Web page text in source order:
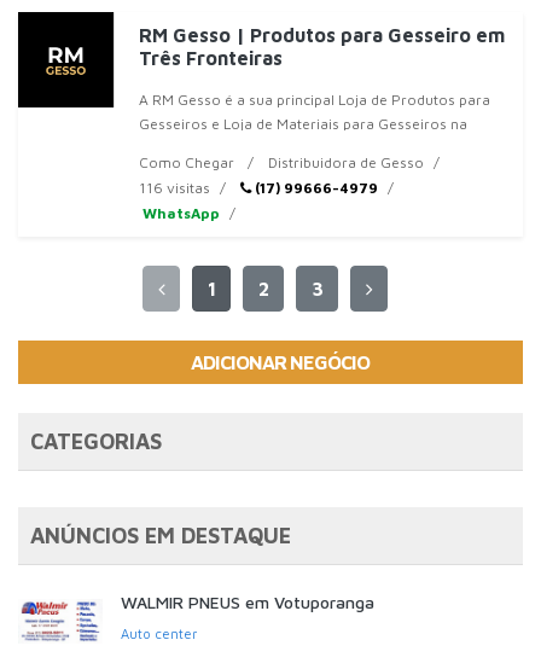
RM Gesso | Produtos para Gesseiro em
Três Fronteiras
A RM Gesso é a sua principal Loja de Produtos para
Gesseiros e Loja de Materiais para Gesseiros na
oferecer
Como Chegar
Distribuidora de Gesso
116 visitas
(17) 99666-4979
WhatsApp
1 2 3
ADICIONAR NEGÓCIO
CATEGORIAS
ANÚNCIOS EM DESTAQUE
WALMIR PNEUS em Votuporanga
Auto center